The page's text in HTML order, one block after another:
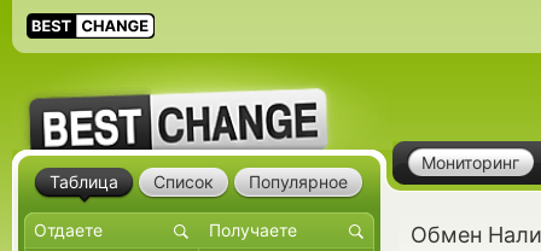
Мониторинг
Обмен
Таблица Список Популярное